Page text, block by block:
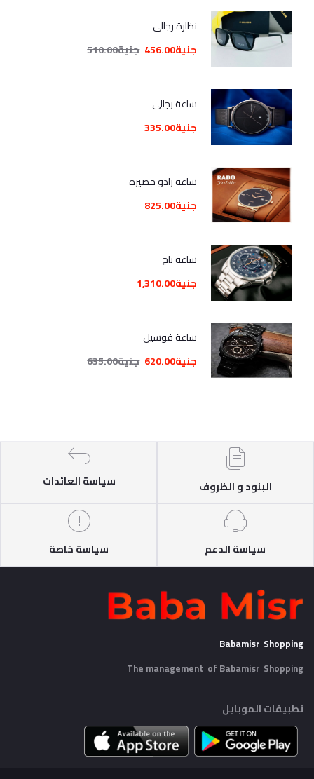
نظارة رجالي
جنية456.00
جنية510.00
ساعة رجالي
جنية335.00
ساعة رادو حصيره
جنية825.00
ساعه تاج
جنية1,310.00
ساعة فوسيل
جنية620.00
جنية635.00
البنود و الظروف سياسة العائدات
سياسة الدعم سياسة خاصة
Babamisr Shopping
The management of Babamisr Shopping
تطبيقات الموبايل